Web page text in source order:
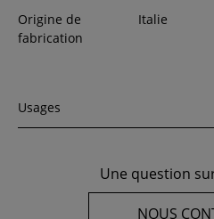
Origine de
fabrication
Italie
Usages
Une question
NOUS